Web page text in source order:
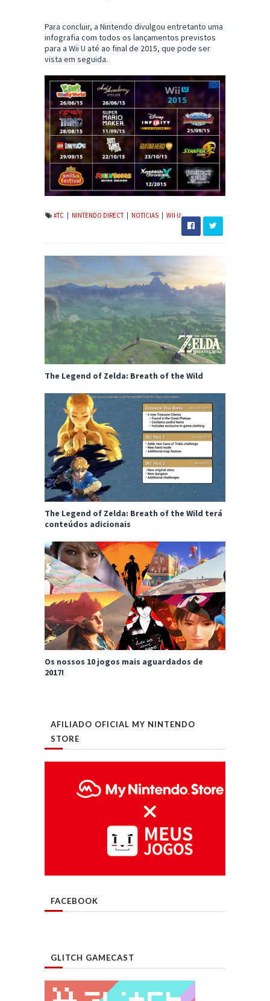
Para concluir, a Nintendo divulgou entretanto uma
infografia com todos os lançamentos previstos
para a Wii U até ao final de 2015, que pode ser
vista em seguida.
#TC | NINTENDO DIRECT | NOTICIAS | WII U
The Legend of Zelda: Breath of the Wild
The Legend of Zelda: Breath of the Wild terá
conteúdos adicionais
Os nossos 10 jogos mais aguardados de
2017!
AFILIADO OFICIAL MY NINTENDO
STORE
FACEBOOK
GLITCH GAMECAST